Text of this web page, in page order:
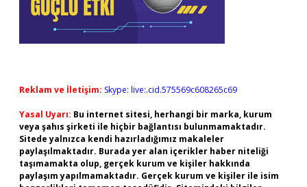
Reklam ve İletişim: Skype: live:.cid.575569c608265c69
Yasal Uyarı: Bu internet sitesi, herhangi bir marka, kurum
veya şahıs şirketi ile hiçbir bağlantısı bulunmamaktadır.
Sitede yalnızca kendi hazırladığımız makaleler
paylaşılmaktadır. Burada yer alan içerikler haber niteliği
taşımamakta olup, gerçek kurum ve kişiler hakkında
paylaşım yapılmamaktadır. Gerçek kurum ve kişiler ile isim